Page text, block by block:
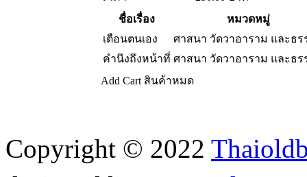
ชื่อเรื่อง
หมวดหมู่
เตือนตนเอง
ศาสนา วัดวาอาราม และธร
คำนึงถึงหน้าที่ ศาสนา วัดวาอาราม และธร
Add Cart สินค้าหมด
Copyright © 2022